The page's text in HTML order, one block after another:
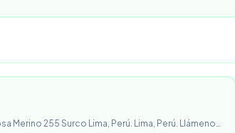
Merino 255 Surco Lima, Perú. Lima, Perú. Llámeno…